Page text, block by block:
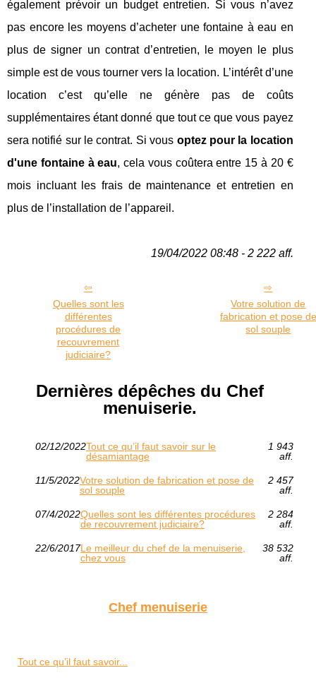
également prévoir un budget entretien. Si vous n’avez
pas encore les moyens d’acheter une fontaine à eau en
plus de signer un contrat d’entretien, le moyen le plus
simple est de vous tourner vers la location. L’intérêt d’une
location c’est qu’elle ne génère pas de coûts
supplémentaires étant donné que tout ce que vous payez
sera notifié sur le contrat. Si vous optez pour la location
d'une fontaine à eau, cela vous coûtera entre 15 à 20 €
mois incluant les frais de maintenance et entretien en
plus de l’installation de l’appareil.
19/04/2022 08:48 - 2 222 aff.
Quelles sont les
différentes
procédures de
recouvrement
judiciaire?
Votre solution de
fabrication et pose de
sol souple
Dernières dépêches du Chef
menuiserie.
02/12/2022Tout ce qu’il faut savoir sur le
désamiantage
1 943
aff.
11/5/2022Votre solution de fabrication et pose de
sol souple
2 457
aff.
07/4/2022Quelles sont les différentes procédures
de recouvrement judiciaire?
2 284
aff.
22/6/2017Le meilleur du chef de la menuiserie,
chez vous
38 532
aff.
Chef menuiserie
Tout ce qu’il faut savoir...